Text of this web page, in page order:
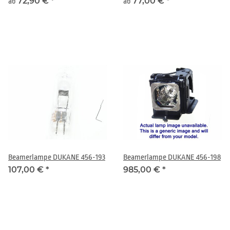
Beamerlampe DUKANE 456-193
107,00 € *
Beamerlampe DUKANE 456-198
985,00 € *